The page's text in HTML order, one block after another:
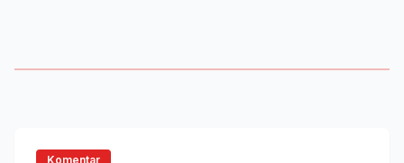
Komentar